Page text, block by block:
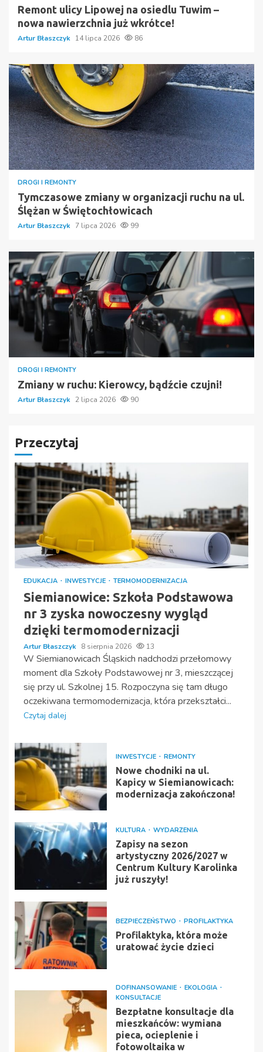
Remont ulicy Lipowej na osiedlu Tuwim –
nowa nawierzchnia już wkrótce!
Artur Błaszczyk 14 lipca 2026 86
DROGI I REMONTY
Tymczasowe zmiany w organizacji ruchu na ul.
Ślężan w Świętochłowicach
Artur Błaszczyk 7 lipca 2026 99
DROGI I REMONTY
Zmiany w ruchu: Kierowcy, bądźcie czujni!
Artur Błaszczyk 2 lipca 2026 90
Przeczytaj
EDUKACJA INWESTYCJE TERMOMODERNIZACJA
Siemianowice: Szkoła Podstawowa
nr 3 zyska nowoczesny wygląd
dzięki termomodernizacji
Artur Błaszczyk 8 sierpnia 2026 13
W Siemianowicach Śląskich nadchodzi przełomowy
moment dla Szkoły Podstawowej nr 3, mieszczącej
się przy ul. Szkolnej 15. Rozpoczyna się tam długo
oczekiwana termomodernizacja, która przekształci...
Czytaj dalej
INWESTYCJE REMONTY
Nowe chodniki na ul.
Kapicy w Siemianowicach:
modernizacja zakończona!
KULTURA WYDARZENIA
Zapisy na sezon
artystyczny 2026/2027 w
Centrum Kultury Karolinka
już ruszyły!
BEZPIECZEŃSTWO PROFILAKTYKA
Profilaktyka, która może
uratować życie dzieci
DOFINANSOWANIE
EKOLOGIA
KONSULTACJE
Bezpłatne konsultacje dla
mieszkańców: wymiana
pieca, ocieplenie i
fotowoltaika w